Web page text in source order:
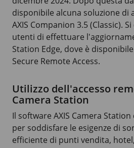
disponibile alcuna soluzione di
AXIS Companion 3.5 (Classic).
utenti di effettuare
Station Edge, dove è
Secure Remote Access.
Utilizzo dell'accesso
Camera Station
Il software AXIS Camera
per soddisfare le esigenze di
efficiente di punti vendita,